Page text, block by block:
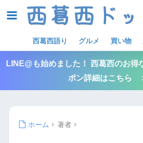
西葛西語り グルメ 買い物
LINE@も始めました！ 西葛西のお
ポン詳細はこちら
ホーム 著者